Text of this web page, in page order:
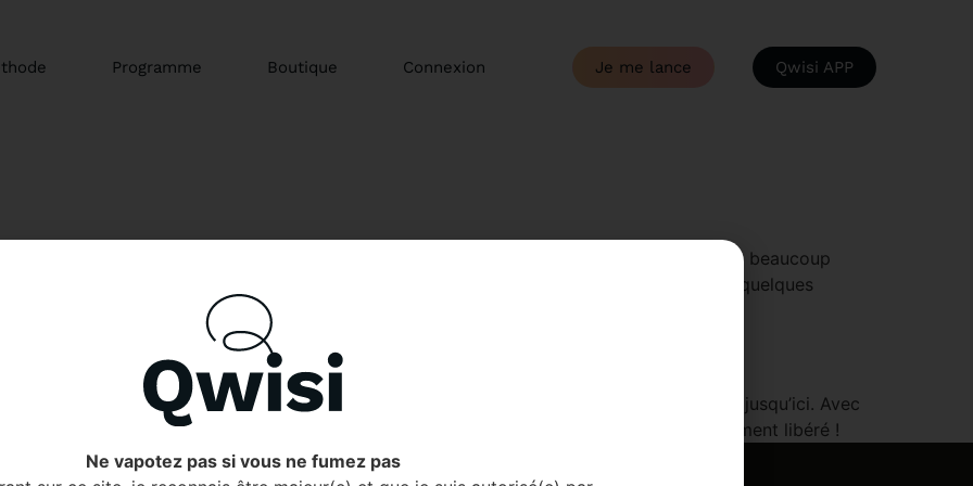
Programme Boutique Connexion Je me lance Qwisi APP
voulais arrêter de fumer pour moi, mais aussi pour mes enfants. La méthode Qwisi m’a beaucoup
suis vraiment sentie accompagnée tout le long du programme. J’ai arrêté de fumer en quelques
Merci Qwisi.
J’avais déjà essayé plusieurs méthodes pour arrêter de fumer, mais rien n’a fonctionné jusqu’ici. Avec
semaines, j’ai réussi à arrêter complètement. C’est la première fois que je me sens vraiment libéré !
Ne vapotez pas si vous ne fumez pas